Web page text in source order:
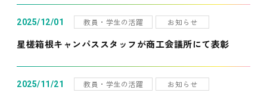
2025/12/01 教員・学生の活躍 お知らせ
星槎箱根キャンパススタッフが商工会議所にて表彰
2025/11/21 教員・学生の活躍 お知らせ